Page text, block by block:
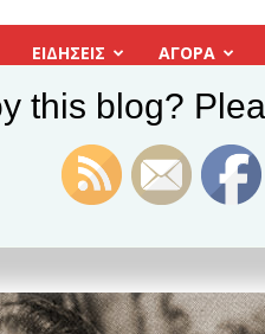
ΕΙΔΗΣΕΙΣ ΑΓΟΡΑ
this blog?